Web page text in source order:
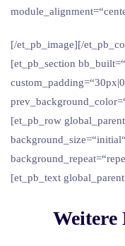
[/et_pb_image][/
[et_pb_section
[et_pb_row
[et_pb_text
Weitere